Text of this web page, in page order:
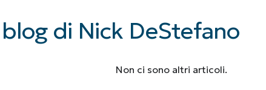
di Nick DeStefano
Non ci sono altri articoli.